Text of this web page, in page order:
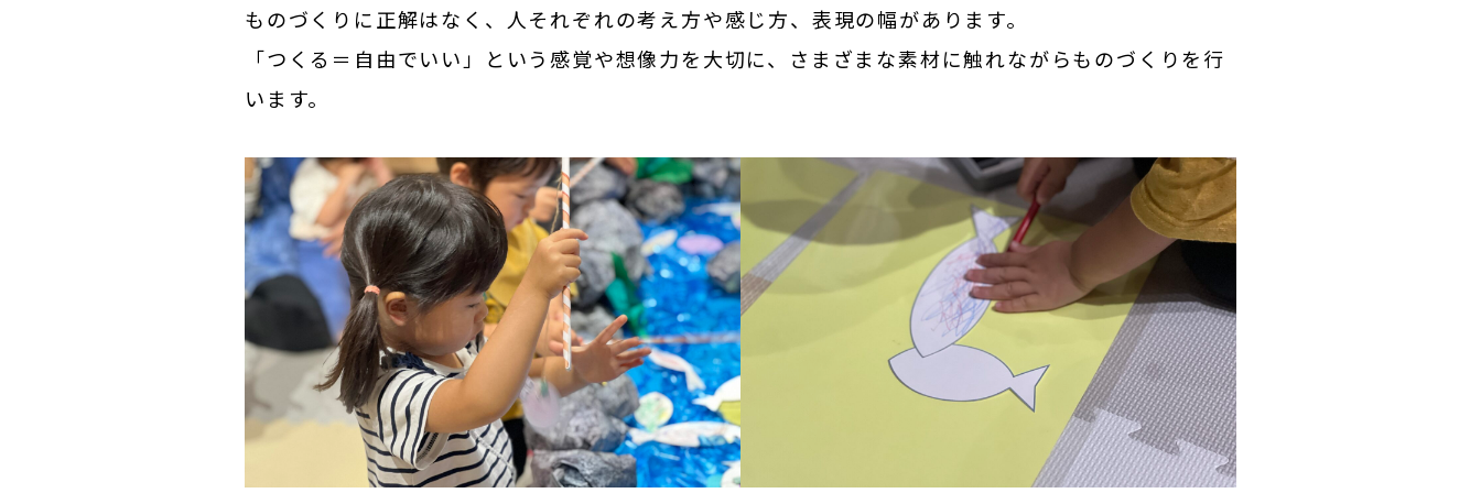
ものづくりに正解はなく、人それぞれの考え方や感じ方、表現の幅があります。
「つくる＝自由でいい」という感覚や想像力を大切に、さまざまな素材に触れながらものづくりを行
います。